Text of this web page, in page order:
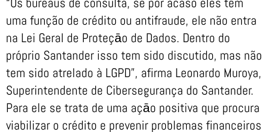
uma função de crédito ou antifraude, ele não entra
na Lei Geral de Proteçāo de Dados. Dentro do
próprio Santander isso tem sido discutido, mas não
tem sido atrelado à LGPD”, afirma Leonardo Muroya,
Superintendente de Cibersegurança do Santander.
Para ele se trata de uma açāo positiva que procura
viabilizar o crédito e prevenir problemas financeiros